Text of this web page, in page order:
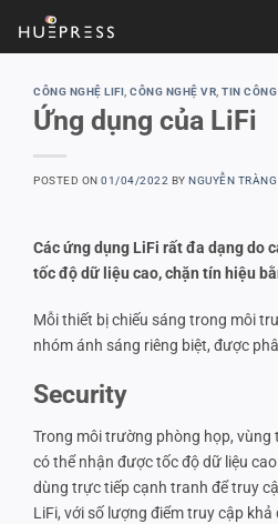
CÔNG NGHỆ LIFI ,CÔNG NGHỆ VR ,TIN
Ứng dụng của LiFi
POSTED ON01/04/2022 BYNGUYỄN TRÀNG
Các ứng dụng LiFi rất đa dạng do
tốc độ dữ liệu cao, chặn tín hiệu
Mỗi thiết bị chiếu sáng trong môi
nhóm ánh sáng riêng biệt, được
Security
Trong môi trường phòng họp, vùng
có thể nhận được tốc độ dữ liệu
dùng trực tiếp cạnh tranh để truy
LiFi, với số lượng điểm truy cập